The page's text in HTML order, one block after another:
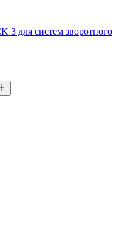
3 для систем зворотного